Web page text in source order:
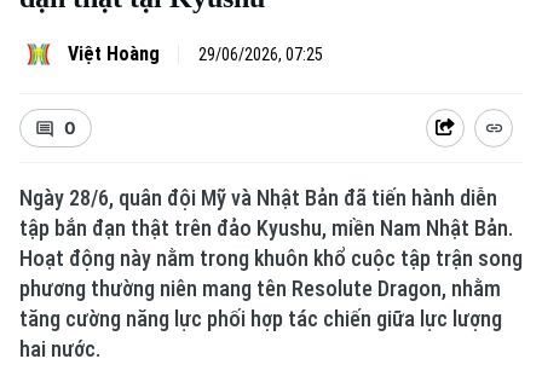
Việt Hoàng 29/06/2026, 07:25
0
Ngày 28/6, quân đội Mỹ và Nhật Bản đã tiến hành diễn
tập bắn đạn thật trên đảo Kyushu, miền Nam Nhật Bản.
Hoạt động này nằm trong khuôn khổ cuộc tập trận song
phương thường niên mang tên Resolute Dragon, nhằm
tăng cường năng lực phối hợp tác chiến giữa lực lượng
hai nước.